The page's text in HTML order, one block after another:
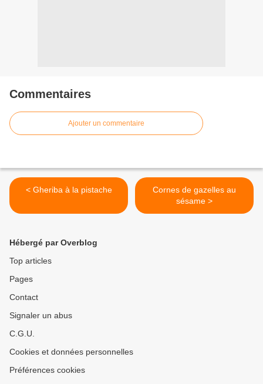
Commentaires
Ajouter un commentaire
< Gheriba à la pistache
Cornes de gazelles au
sésame >
Hébergé par Overblog
Top articles
Pages
Contact
Signaler un abus
C.G.U.
Cookies et données personnelles
Préférences cookies